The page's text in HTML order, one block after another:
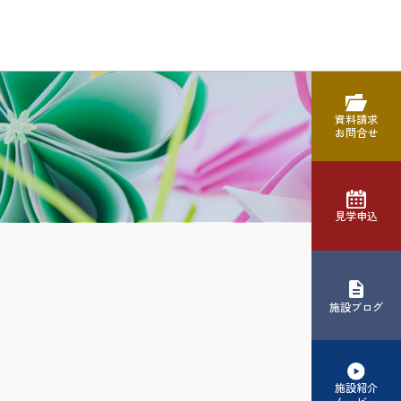
資料請求
お問合せ
見学申込
施設ブログ
施設紹介